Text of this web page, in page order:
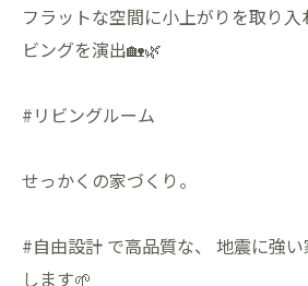
フラットな空間に小上がりを取り入
ビングを演出🏡🌿
#リビングルーム
せっかくの家づくり。
#自由設計 で高品質な、 地震に強
します🌱